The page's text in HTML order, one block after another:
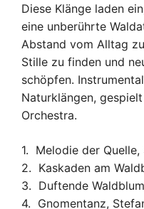
Diese Klänge laden
eine unberührte
Abstand vom Alltag
Stille zu finden und
schöpfen.
Naturklängen,
Orchestra.
1. Melodie der Quelle,
2. Kaskaden am
3. Duftende
4. Gnomentanz,